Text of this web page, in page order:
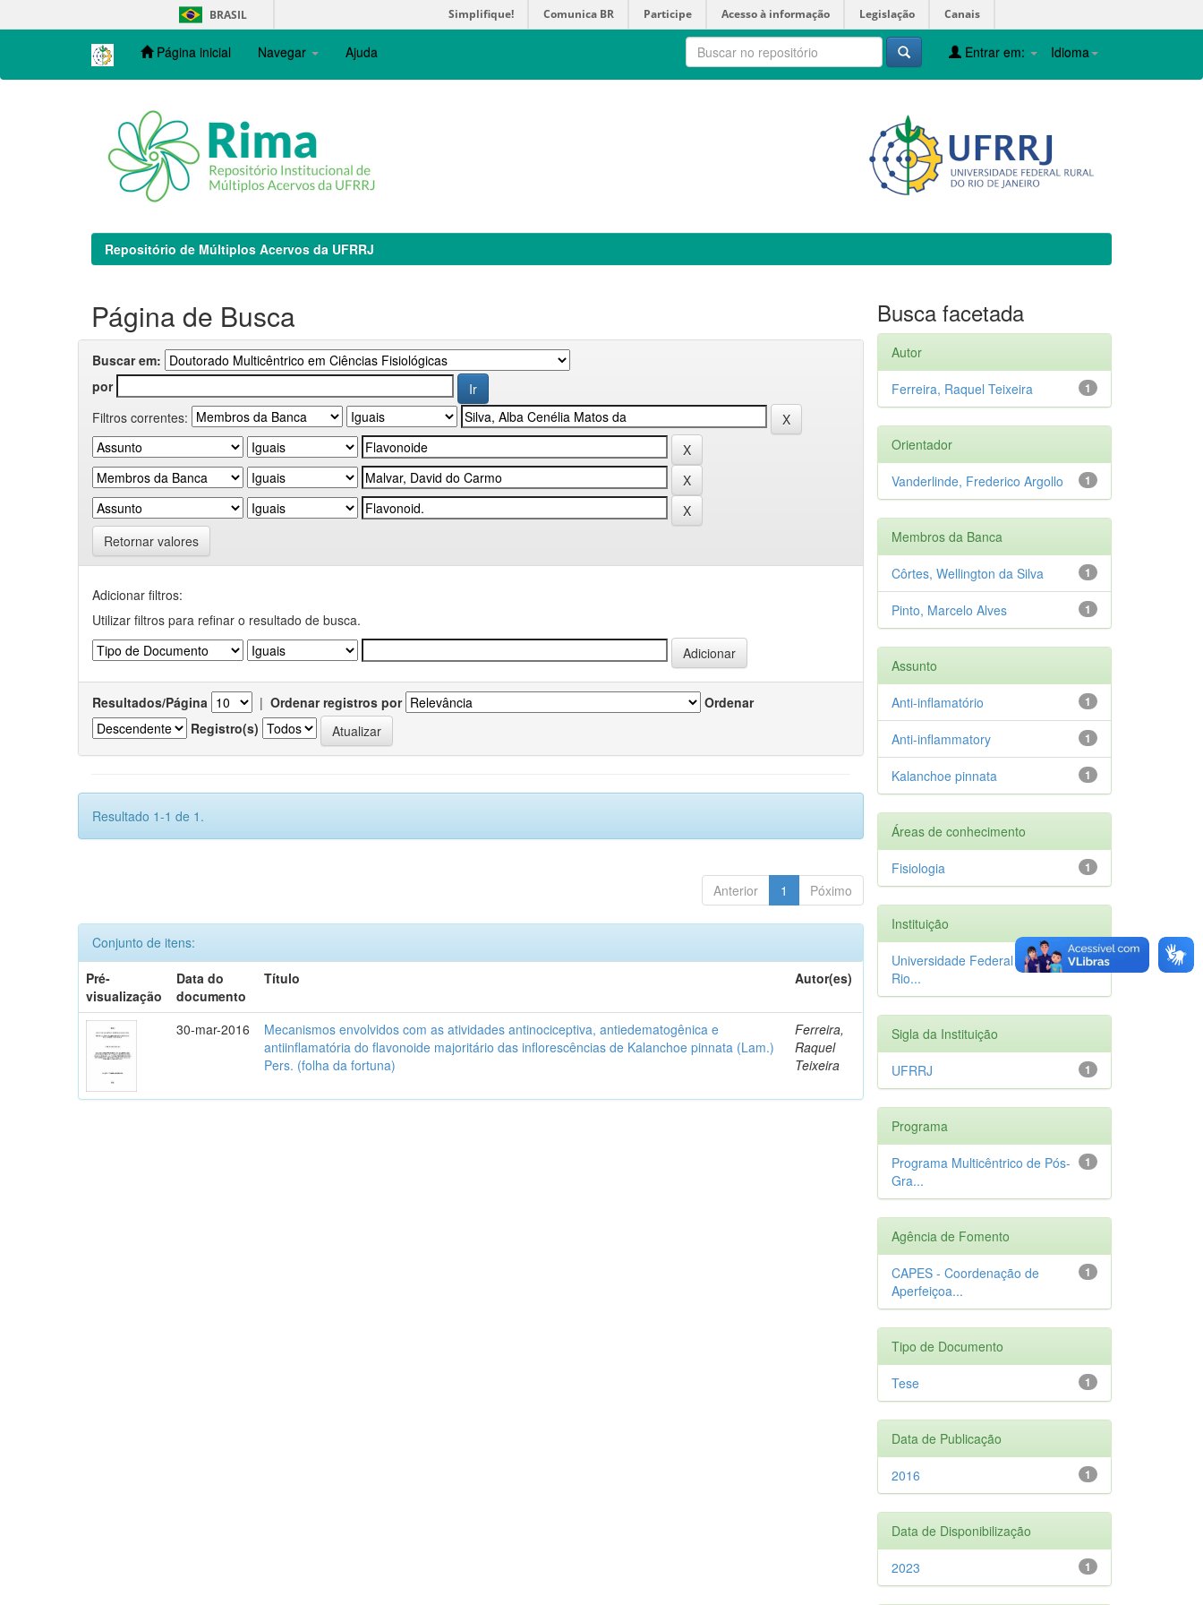
navigation
BRASIL Simplifique! Comunica BR Participe Acesso à informação Legislação Canais
Página inicial Navegar Ajuda Idioma
Entrar em:
Repositório de Múltiplos Acervos da UFRRJ
Página de Busca
Buscar em:
por
Filtros correntes:
Retornar valores
Adicionar filtros:
Utilizar filtros para refinar o resultado de busca.
Resultados/Página | Ordenar registros por
Ordenar
Registro(s)
Resultado 1-1 de 1.
Anterior 1 Póximo
Conjunto de itens:
Pré-
visualização
Data do
documento
Título Autor(es)
30-mar-2016
Mecanismos envolvidos com as atividades antinociceptiva, antiedematogênica e
antiinflamatória do flavonoide majoritário das inflorescências de Kalanchoe pinnata (Lam.)
Pers. (folha da fortuna)
Ferreira,
Raquel
Teixeira
Busca facetada
Autor
1
Ferreira, Raquel Teixeira
Orientador
1
Vanderlinde, Frederico Argollo
Membros da Banca
1
Côrtes, Wellington da Silva
1
Pinto, Marcelo Alves
Assunto
1
Anti-inflamatório
1
Anti-inflammatory
1
Kalanchoe pinnata
Áreas de conhecimento
1
Fisiologia
Instituição
1
Universidade Federal Rural do
Rio...
Sigla da Instituição
1
UFRRJ
Programa
1
Programa Multicêntrico de Pós-
Gra...
Agência de Fomento
1
CAPES - Coordenação de
Aperfeiçoa...
Tipo de Documento
1
Tese
Data de Publicação
1
2016
Data de Disponibilização
1
2023